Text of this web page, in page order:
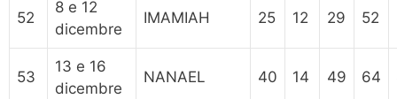
52
8 e 12
dicembre
IMAMIAH 25 12 29 52
53
13 e 16
dicembre
NANAEL 40 14 49 64